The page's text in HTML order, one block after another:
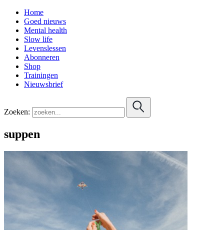
Home
Goed nieuws
Mental health
Slow life
Levenslessen
Abonneren
Shop
Trainingen
Nieuwsbrief
Zoeken:
suppen